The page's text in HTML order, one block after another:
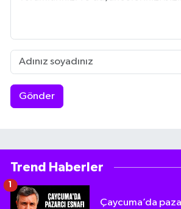
Gönder
Trend Haberler
Çaycuma’da